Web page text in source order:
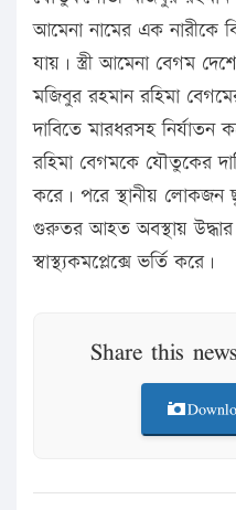
আমেনা নামের এক নারীকে
যায়। স্ত্রী আমেনা বেগম
মজিবুর রহমান রহিমা
দাবিতে মারধরসহ
রহিমা বেগমকে যৌতুকের
করে। পরে স্থানীয় লোকজন
গুরুতর আহত অবস্থায়
স্বাস্থ্যকমপ্লেক্সে ভর্তি করে।
Share this